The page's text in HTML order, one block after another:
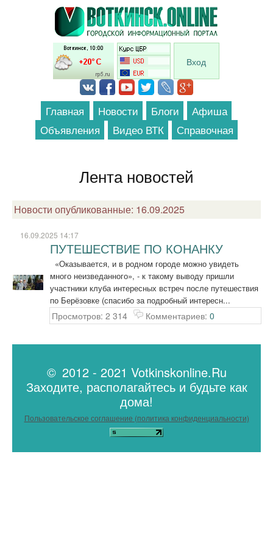
Перейти к основному содержанию
Вход
Главная Новости Блоги
Афиша
Объявления
Видео ВТК Справочная
Лента новостей
Новости опубликованные: 16.09.2025
16.09.2025 14:17
ПУТЕШЕСТВИЕ ПО КОНАНКУ
«Оказывается, и в родном городе можно увидеть
много неизведанного», - к такому выводу пришли
участники клуба интересных встреч после путешествия
по Берёзовке (спасибо за подробный интересн...
Просмотров: 2 314 Комментариев: 0
© 2012 - 2021 Votkinskonline.Ru
Заходите, располагайтесь и будьте как
дома!
Пользовательское соглашение (политика конфиденциальности)